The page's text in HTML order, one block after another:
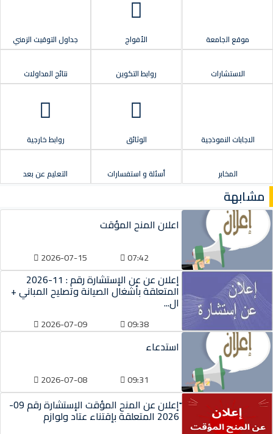
موقع الجامعة الأفواج جداول التوقيت الزمني
الاستشارات روابط التكوين نتائج المداولات
الاجابات النموذجية الوثائق روابط خارجية
المخابر أسئلة و استفسارات التعليم عن بعد
مشابهة
اعلان المنح المؤقت
07:42
2026-07-15
إعلان عن عن الإستشارة رقم : 11-2026
المتعلقة بأشغال الصيانة وتصليح المباني +
ال...
09:38
2026-07-09
استدعاء
09:31
2026-07-08
ّإعلان عن المنح المؤقت الإستشارة رقم 09-
2026 المتعلقة بإقتناء عتاد ولوازم